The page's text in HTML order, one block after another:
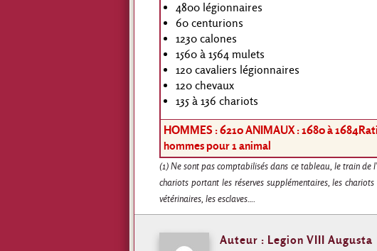
4800 légionnaires
60 centurions
1230 calones
1560 à 1564 mulets
120 cavaliers légionnaires
120 chevaux
135 à 136 chariots
HOMMES : 6210ANIMAUX : 1680 à 1684
hommes pour 1 animal
(1) Ne sont pas comptabilisés dans ce tableau, le train de
chariots portant les réserves supplémentaires, les
vétérinaires, les esclaves….
Auteur : Legion VIII Augusta